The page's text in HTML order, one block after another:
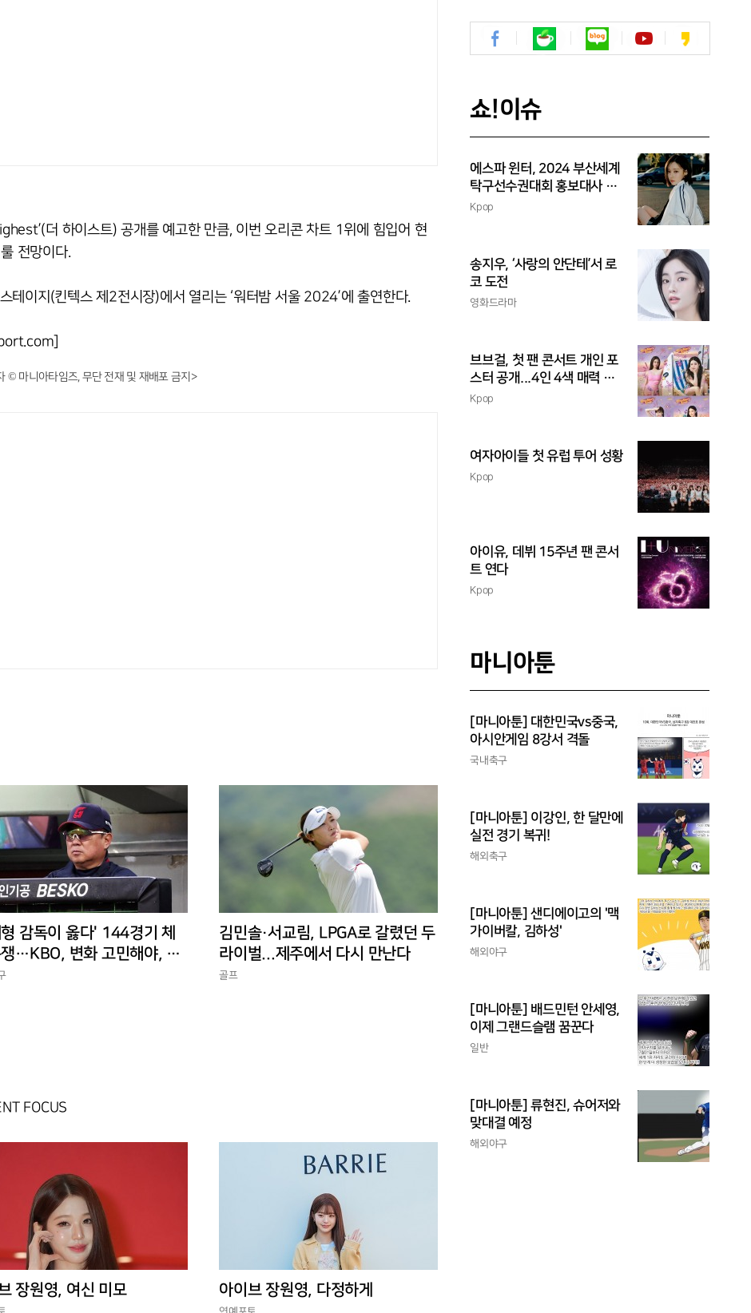
더 하이스트) 공개를 예고한 만큼, 이번 오리콘 차트 1위에 힘입어 현
전망이다.
이지(킨텍스 제2전시장)에서 열리는 ‘워터밤 서울 2024’에 출연한다.
© 마니아타임즈, 무단 전재 및 재배포 금지>
감독이 옳다' 144경기 체
…KBO, 변화 고민해야, 환
는 경기 수가 바람직
김민솔·서교림, LPGA로 갈렸던 두
라이벌...제주에서 다시 만난다
골프
FOCUS
장원영, 여신 미모 아이브 장원영, 다정하게
쇼!이슈
에스파 윈터, 2024 부산세계
탁구선수권대회 홍보대사 위
촉
Kpop
송지우, ‘사랑의 안단테’서 로
코 도전
영화드라마
브브걸, 첫 팬 콘서트 개인 포
스터 공개...4인 4색 매력 발
산
Kpop
여자아이들 첫 유럽 투어 성황
Kpop
아이유, 데뷔 15주년 팬 콘서
트 연다
Kpop
마니아툰
[마니아툰] 대한민국vs중국,
아시안게임 8강서 격돌
국내축구
[마니아툰] 이강인, 한 달만에
실전 경기 복귀!
해외축구
[마니아툰] 샌디에이고의 '맥
가이버칼, 김하성'
해외야구
[마니아툰] 배드민턴 안세영,
이제 그랜드슬램 꿈꾼다
일반
[마니아툰] 류현진, 슈어저와
맞대결 예정
해외야구